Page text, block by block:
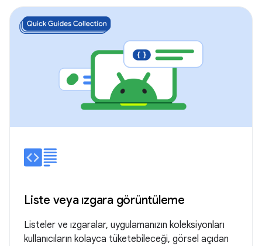
Liste veya ızgara görüntüleme
Listeler ve ızgaralar, uygulamanızın koleksiyonları
kullanıcıların kolayca tüketebileceği, görsel açıdan